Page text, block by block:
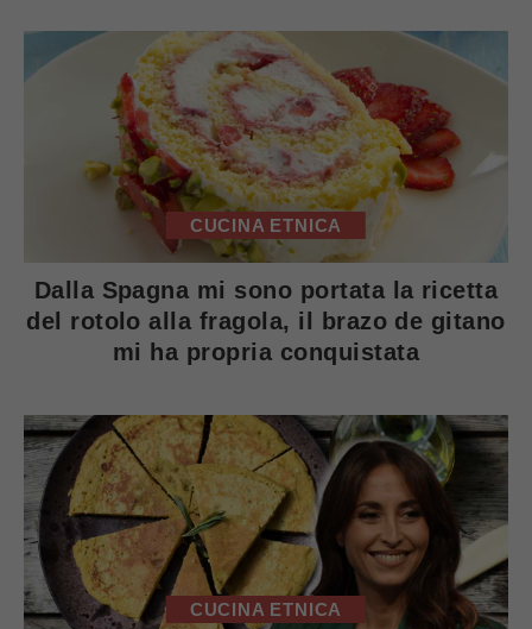
CUCINA ETNICA
Dalla Spagna mi sono portata la ricetta
del rotolo alla fragola, il brazo de gitano
mi ha propria conquistata
CUCINA ETNICA